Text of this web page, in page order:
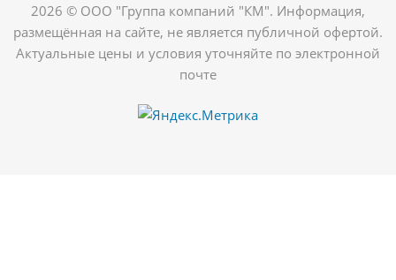
2026 © ООО "Группа компаний "КМ". Информация,
размещённая на сайте, не является публичной офертой.
Актуальные цены и условия уточняйте по электронной
почте